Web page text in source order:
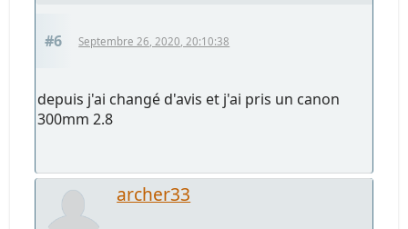
#6 Septembre 26, 2020, 20:10:38
depuis j'ai changé d'avis et j'ai pris un canon
300mm 2.8
archer33